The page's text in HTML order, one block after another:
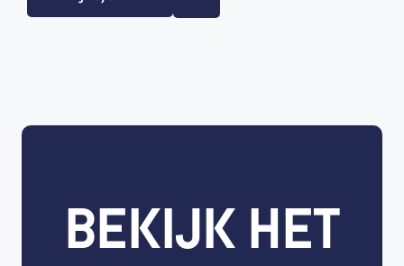
BEKIJK HET